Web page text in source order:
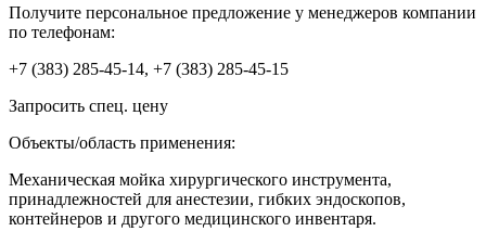
Получите персональное предложение у менеджеров компании
по телефонам:
+7 (383) 285-45-14, +7 (383) 285-45-15
Запросить спец. цену
Объекты/область применения:
Механическая мойка хирургического инструмента,
принадлежностей для анестезии, гибких эндоскопов,
контейнеров и другого медицинского инвентаря.